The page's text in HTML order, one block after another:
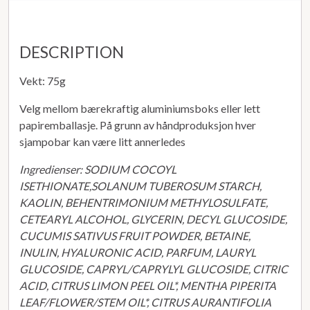
DESCRIPTION
Vekt: 75g
Velg mellom bærekraftig aluminiumsboks eller lett
papiremballasje. På grunn av håndproduksjon hver
sjampobar kan være litt annerledes
Ingredienser: SODIUM COCOYL
ISETHIONATE,SOLANUM TUBEROSUM STARCH,
KAOLIN, BEHENTRIMONIUM METHYLOSULFATE,
CETEARYL ALCOHOL, GLYCERIN, DECYL GLUCOSIDE,
CUCUMIS SATIVUS FRUIT POWDER, BETAINE,
INULIN, HYALURONIC ACID, PARFUM, LAURYL
GLUCOSIDE, CAPRYL/CAPRYLYL GLUCOSIDE, CITRIC
ACID, CITRUS LIMON PEEL OIL*, MENTHA PIPERITA
LEAF/FLOWER/STEM OIL*, CITRUS AURANTIFOLIA